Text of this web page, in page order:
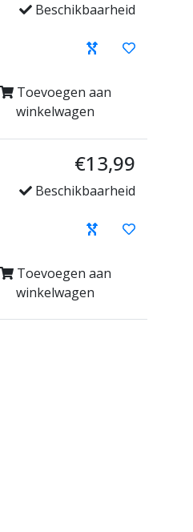
Beschikbaarheid
Toevoegen aan
winkelwagen
€13,99
Beschikbaarheid
Toevoegen aan
winkelwagen